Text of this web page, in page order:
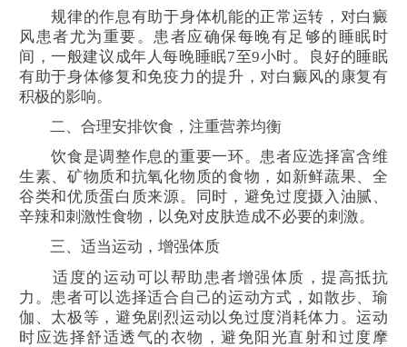
规律的作息有助于身体机能的正常运转，对白癜
风患者尤为重要。患者应确保每晚有足够的睡眠时
间，一般建议成年人每晚睡眠7至9小时。良好的睡眠
有助于身体修复和免疫力的提升，对白癜风的康复有
积极的影响。
二、合理安排饮食，注重营养均衡
饮食是调整作息的重要一环。患者应选择富含维
生素、矿物质和抗氧化物质的食物，如新鲜蔬果、全
谷类和优质蛋白质来源。同时，避免过度摄入油腻、
辛辣和刺激性食物，以免对皮肤造成不必要的刺激。
三、适当运动，增强体质
适度的运动可以帮助患者增强体质，提高抵抗
力。患者可以选择适合自己的运动方式，如散步、瑜
伽、太极等，避免剧烈运动以免过度消耗体力。运动
时应选择舒适透气的衣物，避免阳光直射和过度摩